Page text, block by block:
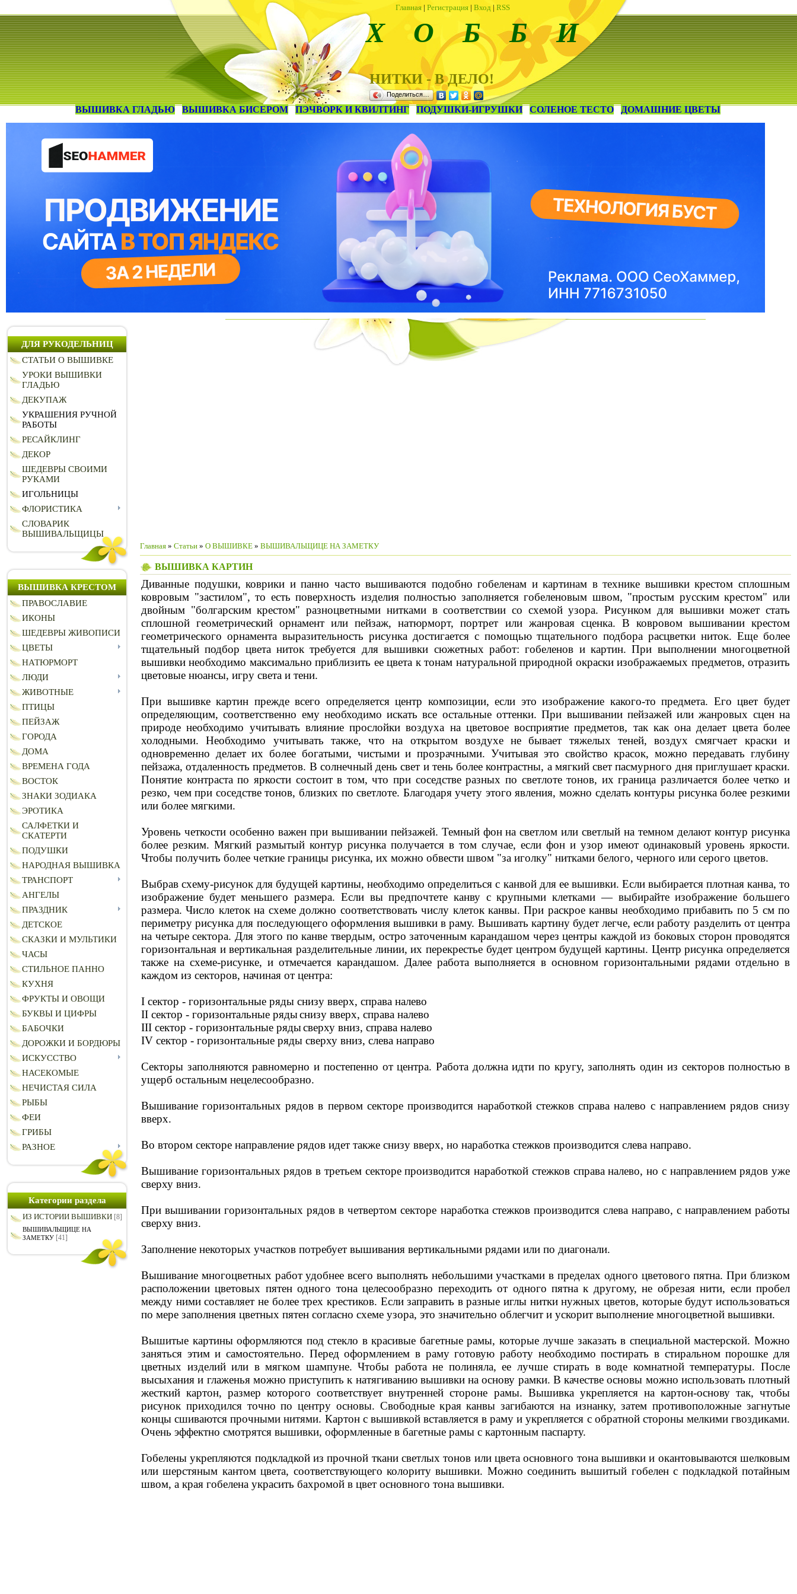
Главная | Регистрация | Вход | RSS
Х О Б Б И
НИТКИ - В ДЕЛО!
Поделиться…
ВЫШИВКА ГЛАДЬЮ ВЫШИВКА БИСЕРОМ ПЭЧВОРК И КВИЛТИНГ ПОДУШКИ-ИГРУШКИ СОЛЕНОЕ ТЕСТО ДОМАШНИЕ ЦВЕТЫ
ДЛЯ РУКОДЕЛЬНИЦ
СТАТЬИ О ВЫШИВКЕ
УРОКИ ВЫШИВКИ
ГЛАДЬЮ
ДЕКУПАЖ
УКРАШЕНИЯ РУЧНОЙ
РАБОТЫ
РЕСАЙКЛИНГ
ДЕКОР
ШЕДЕВРЫ СВОИМИ
РУКАМИ
ИГОЛЬНИЦЫ
ФЛОРИСТИКА
СЛОВАРИК
ВЫШИВАЛЬЩИЦЫ
ВЫШИВКА КРЕСТОМ
ПРАВОСЛАВИЕ
ИКОНЫ
ШЕДЕВРЫ ЖИВОПИСИ
ЦВЕТЫ
НАТЮРМОРТ
ЛЮДИ
ЖИВОТНЫЕ
ПТИЦЫ
ПЕЙЗАЖ
ГОРОДА
ДОМА
ВРЕМЕНА ГОДА
ВОСТОК
ЗНАКИ ЗОДИАКА
ЭРОТИКА
САЛФЕТКИ И
СКАТЕРТИ
ПОДУШКИ
НАРОДНАЯ ВЫШИВКА
ТРАНСПОРТ
АНГЕЛЫ
ПРАЗДНИК
ДЕТСКОЕ
СКАЗКИ И МУЛЬТИКИ
ЧАСЫ
СТИЛЬНОЕ ПАННО
КУХНЯ
ФРУКТЫ И ОВОЩИ
БУКВЫ И ЦИФРЫ
БАБОЧКИ
ДОРОЖКИ И БОРДЮРЫ
ИСКУССТВО
НАСЕКОМЫЕ
НЕЧИСТАЯ СИЛА
РЫБЫ
ФЕИ
ГРИБЫ
РАЗНОЕ
Категории раздела
ИЗ ИСТОРИИ ВЫШИВКИ [8]
ВЫШИВАЛЬЩИЦЕ НА
ЗАМЕТКУ [41]
Главная » Статьи » О ВЫШИВКЕ » ВЫШИВАЛЬЩИЦЕ НА ЗАМЕТКУ
ВЫШИВКА КАРТИН
Диванные подушки, коврики и панно часто вышиваются подобно гобеленам и картинам в технике вышивки крестом сплошным
ковровым "застилом", то есть поверхность изделия полностью заполняется гобеленовым швом, "простым русским крестом" или
двойным "болгарским крестом" разноцветными нитками в соответствии со схемой узора. Рисунком для вышивки может стать
сплошной геометрический орнамент или пейзаж, натюрморт, портрет или жанровая сценка. В ковровом вышивании крестом
геометрического орнамента выразительность рисунка достигается с помощью тщательного подбора расцветки ниток. Еще более
тщательный подбор цвета ниток требуется для вышивки сюжетных работ: гобеленов и картин. При выполнении многоцветной
вышивки необходимо максимально приблизить ее цвета к тонам натуральной природной окраски изображаемых предметов, отразить
цветовые нюансы, игру света и тени.
При вышивке картин прежде всего определяется центр композиции, если это изображение какого-то предмета. Его цвет будет
определяющим, соответственно ему необходимо искать все остальные оттенки. При вышивании пейзажей или жанровых сцен на
природе необходимо учитывать влияние прослойки воздуха на цветовое восприятие предметов, так как она делает цвета более
холодными. Необходимо учитывать также, что на открытом воздухе не бывает тяжелых теней, воздух смягчает краски и
одновременно делает их более богатыми, чистыми и прозрачными. Учитывая это свойство красок, можно передавать глубину
пейзажа, отдаленность предметов. В солнечный день свет и тень более контрастны, а мягкий свет пасмурного дня приглушает краски.
Понятие контраста по яркости состоит в том, что при соседстве разных по светлоте тонов, их граница различается более четко и
резко, чем при соседстве тонов, близких по светлоте. Благодаря учету этого явления, можно сделать контуры рисунка более резкими
или более мягкими.
Уровень четкости особенно важен при вышивании пейзажей. Темный фон на светлом или светлый на темном делают контур рисунка
более резким. Мягкий размытый контур рисунка получается в том случае, если фон и узор имеют одинаковый уровень яркости.
Чтобы получить более четкие границы рисунка, их можно обвести швом "за иголку" нитками белого, черного или серого цветов.
Выбрав схему-рисунок для будущей картины, необходимо определиться с канвой для ее вышивки. Если выбирается плотная канва, то
изображение будет меньшего размера. Если вы предпочтете канву с крупными клетками — выбирайте изображение большего
размера. Число клеток на схеме должно соответствовать числу клеток канвы. При раскрое канвы необходимо прибавить по 5 см по
периметру рисунка для последующего оформления вышивки в раму. Вышивать картину будет легче, если работу разделить от центра
на четыре сектора. Для этого по канве твердым, остро заточенным карандашом через центры каждой из боковых сторон проводятся
горизонтальная и вертикальная разделительные линии, их перекрестье будет центром будущей картины. Центр рисунка определяется
также на схеме-рисунке, и отмечается карандашом. Далее работа выполняется в основном горизонтальными рядами отдельно в
каждом из секторов, начиная от центра:
I сектор - горизонтальные ряды снизу вверх, справа налево
II сектор - горизонтальные рядыснизу вверх, справа налево
III сектор - горизонтальные рядысверху вниз, справа налево
IV сектор - горизонтальные ряды сверху вниз, слева направо
Секторы заполняются равномерно и постепенно от центра. Работа должна идти по кругу, заполнять один из секторов полностью в
ущерб остальным нецелесообразно.
Вышивание горизонтальных рядов в первом секторе производится наработкой стежков справа налево с направлением рядов снизу
вверх.
Во втором секторе направление рядов идет также снизу вверх, но наработка стежков производится слева направо.
Вышивание горизонтальных рядов в третьем секторе производится наработкой стежков справа налево, но с направлением рядов уже
сверху вниз.
При вышивании горизонтальных рядов в четвертом секторе наработка стежков производится слева направо, с направлением работы
сверху вниз.
Заполнение некоторых участков потребует вышивания вертикальными рядами или по диагонали.
Вышивание многоцветных работ удобнее всего выполнять небольшими участками в пределах одного цветового пятна. При близком
расположении цветовых пятен одного тона целесообразно переходить от одного пятна к другому, не обрезая нити, если пробел
между ними составляет не более трех крестиков. Если заправить в разные иглы нитки нужных цветов, которые будут использоваться
по мере заполнения цветных пятен согласно схеме узора, это значительно облегчит и ускорит выполнение многоцветной вышивки.
Вышитые картины оформляются под стекло в красивые багетные рамы, которые лучше заказать в специальной мастерской. Можно
заняться этим и самостоятельно. Перед оформлением в раму готовую работу необходимо постирать в стиральном порошке для
цветных изделий или в мягком шампуне. Чтобы работа не полиняла, ее лучше стирать в воде комнатной температуры. После
высыхания и глаженья можно приступить к натягиванию вышивки на основу рамки. В качестве основы можно использовать плотный
жесткий картон, размер которого соответствует внутренней стороне рамы. Вышивка укрепляется на картон-основу так, чтобы
рисунок приходился точно по центру основы. Свободные края канвы загибаются на изнанку, затем противоположные загнутые
концы сшиваются прочными нитями. Картон с вышивкой вставляется в раму и укрепляется с обратной стороны мелкими гвоздиками.
Очень эффектно смотрятся вышивки, оформленные в багетные рамы с картонным паспарту.
Гобелены укрепляются подкладкой из прочной ткани светлых тонов или цвета основного тона вышивки и окантовываются шелковым
или шерстяным кантом цвета, соответствующего колориту вышивки. Можно соединить вышитый гобелен с подкладкой потайным
швом, а края гобелена украсить бахромой в цвет основного тона вышивки.